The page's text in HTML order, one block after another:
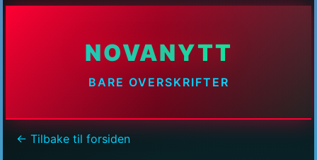
NOVANYTT
BARE OVERSKRIFTER
← Tilbake til forsiden